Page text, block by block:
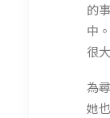
的
中
很
為
她